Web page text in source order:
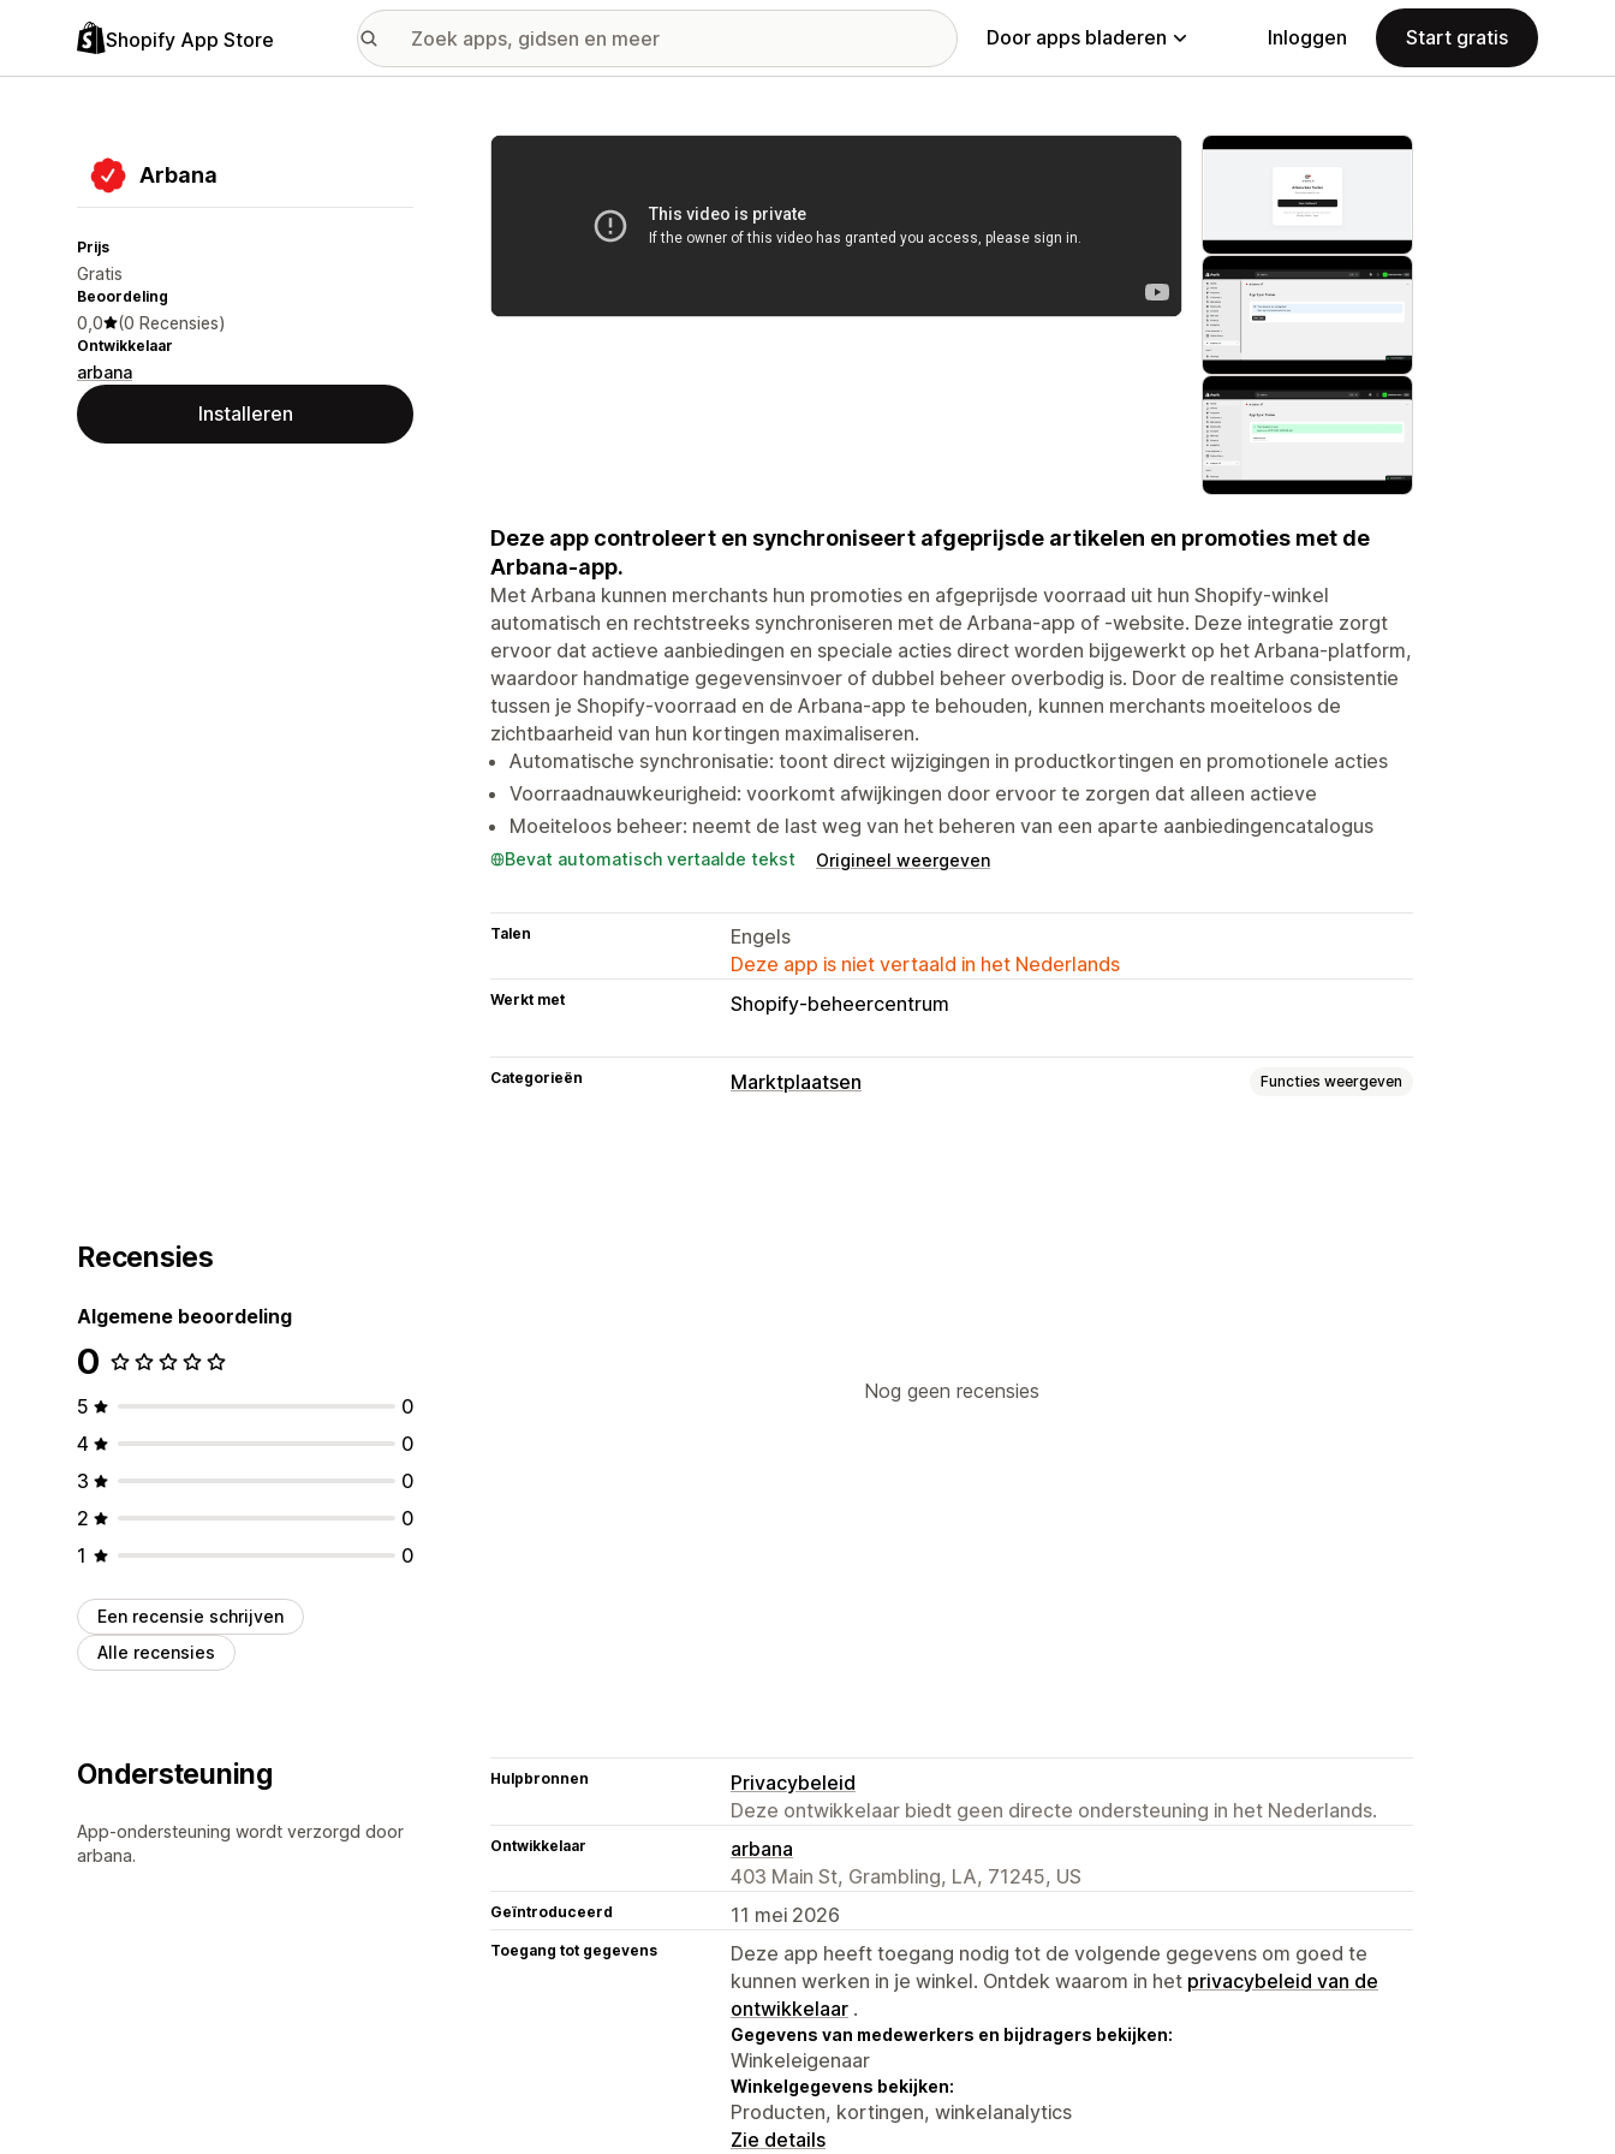
Shopify App Store Door apps bladeren Inloggen Start gratis
Arbana
Prijs
Gratis
Beoordeling
0,0 (0 Recensies)
Ontwikkelaar
arbana
Installeren
Galerij met uitgelichte afbeeldingen
Deze app controleert en synchroniseert afgeprijsde artikelen en promoties met de
Arbana-app.
Met Arbana kunnen merchants hun promoties en afgeprijsde voorraad uit hun Shopify-winkel
automatisch en rechtstreeks synchroniseren met de Arbana-app of -website. Deze integratie zorgt
ervoor dat actieve aanbiedingen en speciale acties direct worden bijgewerkt op het Arbana-platform,
waardoor handmatige gegevensinvoer of dubbel beheer overbodig is. Door de realtime consistentie
tussen je Shopify-voorraad en de Arbana-app te behouden, kunnen merchants moeiteloos de
zichtbaarheid van hun kortingen maximaliseren.
Automatische synchronisatie: toont direct wijzigingen in productkortingen en promotionele acties
Voorraadnauwkeurigheid: voorkomt afwijkingen door ervoor te zorgen dat alleen actieve
Moeiteloos beheer: neemt de last weg van het beheren van een aparte aanbiedingencatalogus
Bevat automatisch vertaalde tekst Origineel weergeven
Talen
Engels
Deze app is niet vertaald in het Nederlands
Werkt met Shopify-beheercentrum
Categorieën Marktplaatsen Functies weergeven
Recensies
Algemene beoordeling
0
5
0
4
0
3
0
2
0
1
0
Een recensie schrijven
Alle recensies
Nog geen recensies
Ondersteuning
App-ondersteuning wordt verzorgd door
arbana.
Hulpbronnen
Privacybeleid
Deze ontwikkelaar biedt geen directe ondersteuning in het Nederlands.
Ontwikkelaar
arbana
403 Main St, Grambling, LA, 71245, US
Geïntroduceerd 11 mei 2026
Toegang tot gegevens
Deze app heeft toegang nodig tot de volgende gegevens om goed te
kunnen werken in je winkel. Ontdek waarom in het privacybeleid van de
ontwikkelaar .
Gegevens van medewerkers en bijdragers bekijken:
Winkeleigenaar
Winkelgegevens bekijken:
Producten, kortingen, winkelanalytics
Zie details